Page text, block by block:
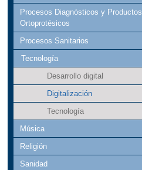
Procesos Diagnósticos y Productos
Ortoprotésicos
Procesos Sanitarios
Tecnología
Desarrollo digital
Digitalización
Tecnología
Música
Religión
Sanidad